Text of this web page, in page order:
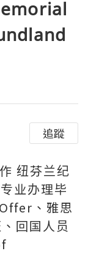
追蹤
纽芬兰纪
业办理毕
、雅思
回国人员